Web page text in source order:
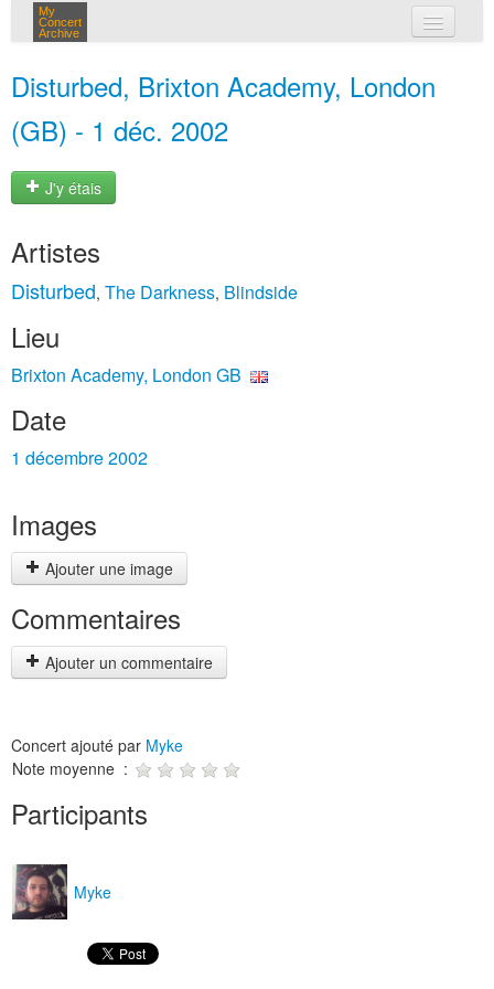
My
Concert
Archive
Disturbed, Brixton Academy, London
(GB) - 1 déc. 2002
J'y étais
Artistes
Disturbed, The Darkness, Blindside
Lieu
Brixton Academy, London GB
Date
1 décembre 2002
Images
Ajouter une image
Commentaires
Ajouter un commentaire
Concert ajouté par Myke
Note moyenne :
Participants
Myke